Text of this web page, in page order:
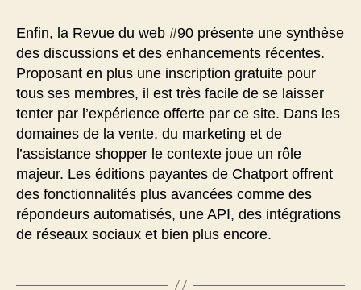
Enfin, la Revue du web #90 présente une synthèse
des discussions et des enhancements récentes.
Proposant en plus une inscription gratuite pour
tous ses membres, il est très facile de se laisser
tenter par l’expérience offerte par ce site. Dans les
domaines de la vente, du marketing et de
l’assistance shopper le contexte joue un rôle
majeur. Les éditions payantes de Chatport offrent
des fonctionnalités plus avancées comme des
répondeurs automatisés, une API, des intégrations
de réseaux sociaux et bien plus encore.